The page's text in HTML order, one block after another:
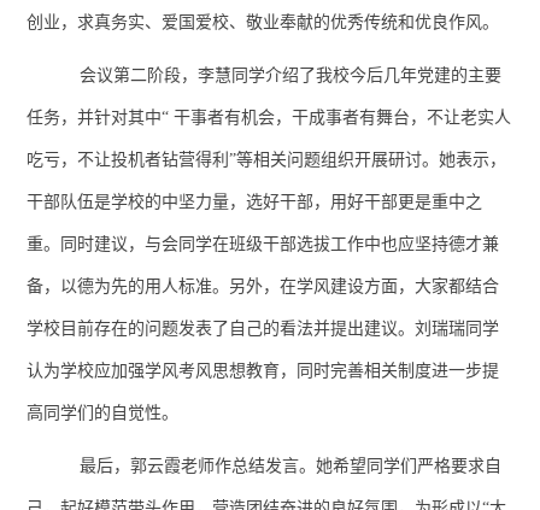
创业，求真务实、爱国爱校、敬业奉献的优秀传统和优良作风。
会议第二阶段，李慧同学介绍了我校今后几年党建的主要
任务，并针对其中“ 干事者有机会，干成事者有舞台，不让老实人
吃亏，不让投机者钻营得利”等相关问题组织开展研讨。她表示，
干部队伍是学校的中坚力量，选好干部，用好干部更是重中之
重。同时建议，与会同学在班级干部选拔工作中也应坚持德才兼
备，以德为先的用人标准。另外，在学风建设方面，大家都结合
学校目前存在的问题发表了自己的看法并提出建议。刘瑞瑞同学
认为学校应加强学风考风思想教育，同时完善相关制度进一步提
高同学们的自觉性。
最后，郭云霞老师作总结发言。她希望同学们严格要求自